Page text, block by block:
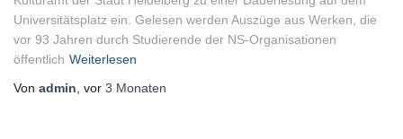
Universitätsplatz ein. Gelesen werden Auszüge aus Werken, die
vor 93 Jahren durch Studierende der NS-Organisationen
öffentlich Weiterlesen
Von admin , vor 3 Monaten